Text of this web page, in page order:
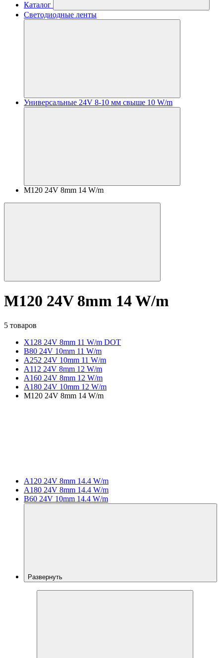
Каталог
Светодиодные ленты
Универсальные 24V 8-10 мм свыше 10 W/m
M120 24V 8mm 14 W/m
M120 24V 8mm 14 W/m
5 товаров
X128 24V 8mm 11 W/m DOT
B80 24V 10mm 11 W/m
A252 24V 10mm 11 W/m
A112 24V 8mm 12 W/m
A160 24V 8mm 12 W/m
A180 24V 10mm 12 W/m
M120 24V 8mm 14 W/m
A120 24V 8mm 14.4 W/m
A180 24V 8mm 14.4 W/m
B60 24V 10mm 14.4 W/m
Развернуть